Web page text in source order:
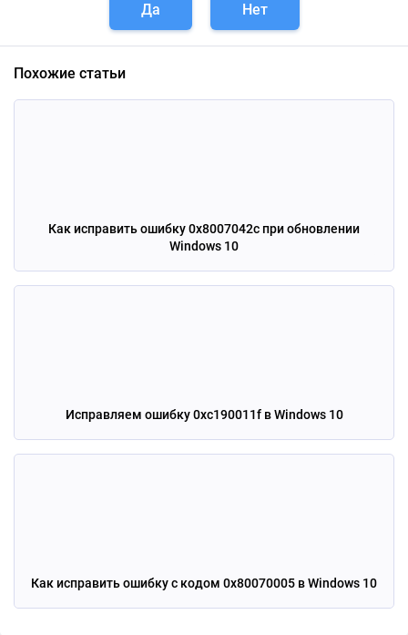
Да Нет
Похожие статьи
Как исправить ошибку 0x8007042c при обновлении
Windows 10
Исправляем ошибку 0xc190011f в Windows 10
Как исправить ошибку с кодом 0x80070005 в Windows 10